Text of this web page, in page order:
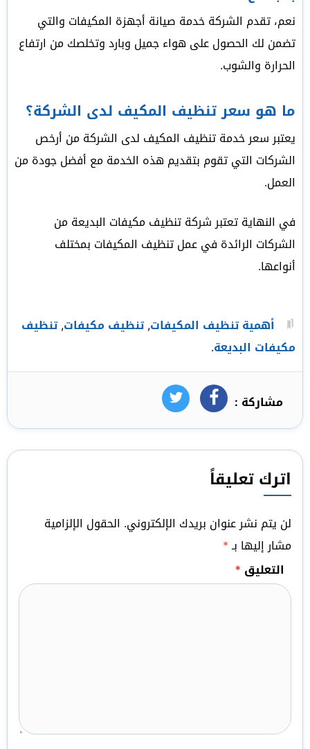
نعم، تقدم الشركة خدمة صيانة أجهزة المكيفات والتي
تضمن لك الحصول على هواء جميل وبارد وتخلصك من ارتفاع
الحرارة والشوب.
ما هو سعر تنظيف المكيف لدى الشركة؟
يعتبر سعر خدمة تنظيف المكيف لدى الشركة من أرخص
الشركات التي تقوم بتقديم هذه الخدمة مع أفضل جودة من
العمل.
في النهاية تعتبر شركة تنظيف مكيفات البديعة من
الشركات الرائدة في عمل تنظيف المكيفات بمختلف
أنواعها.
أهمية تنظيف المكيفات,تنظيف مكيفات,تنظيف
مكيفات البديعة.
مشاركة : فيسبوكتويتر
اترك تعليقاً
لن يتم نشر عنوان بريدك الإلكتروني. الحقول الإلزامية
مشار إليها بـ*
التعليق *